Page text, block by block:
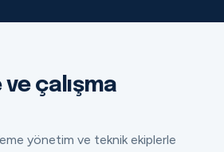
çalışma
yönetim ve teknik ekiplerle